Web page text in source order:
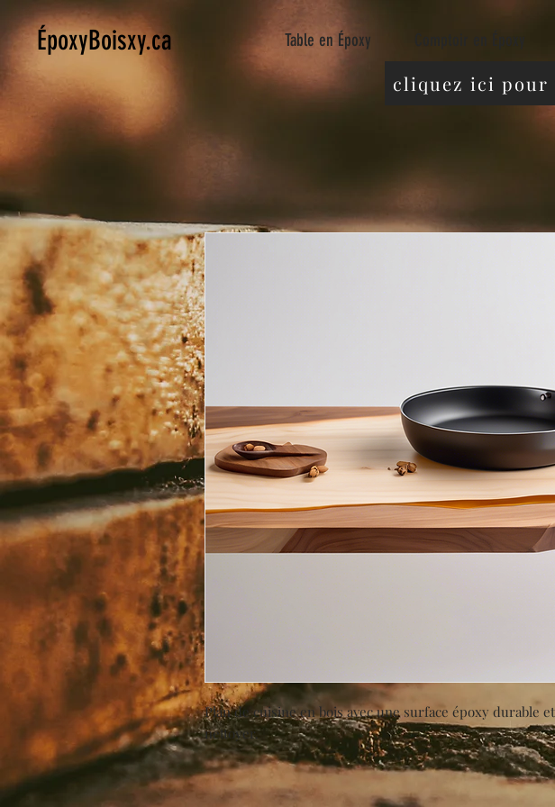
ÉpoxyBoisxy.ca Table en Époxy
cliquez ici pour
Plan de cuisine en bois avec une surface époxy durable
nettoyer.